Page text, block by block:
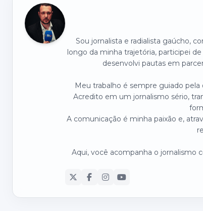
Sou jornalista e radialista gaúcho,
longo da minha trajetória, participei
desenvolvi pautas em
Meu trabalho é sempre guiado
Acredito em um jornalismo sério,
A comunicação é minha paixão e,
Aqui, você acompanha o jornalismo